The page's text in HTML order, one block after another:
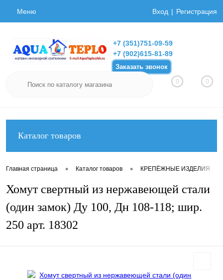
Меню Вход Регистрация
+7 (351)751-09-59
+7 (902)615-81-89
Заказать звонок
0 0
Каталог товаров
Главная страница • Каталог товаров • КРЕПЁЖНЫЕ ИЗДЕЛИЯ
Хомут свертный из нержавеющей стали
(один замок) Ду 100, Дн 108-118; шир.
250 арт. 18302